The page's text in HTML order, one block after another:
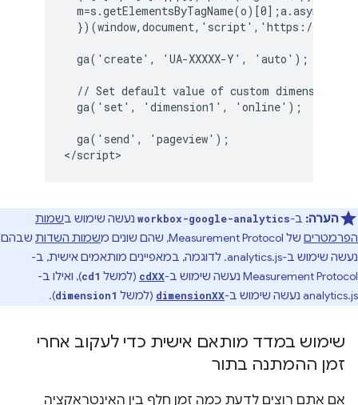
})(window,document,'script','https://
  ga('create', 'UA-XXXXX-Y', 'auto');
// Set default value of custom dimension 1
  ga('set', 'dimension1', 'online');
  ga('send', 'pageview');
הערה: ב-workbox-google-analytics נעשה שימוש בשמות
הפרמטרים של Measurement Protocol, שהם שונים מ שמות השדות שבהם
נעשה שימוש ב-analytics.js. לדוגמה, במאפיינים מותאמים אישית, ב-
Measurement Protocol נעשה שימוש ב-
cdXX (למשל cd1), ואילו ב-
analytics.js נעשה שימוש ב-
dimensionXX (למשל dimension1
).
שימוש במדד מותאם אישית כדי לעקוב אחרי
זמן ההמתנה בתור
אם אתם רוצים לדעת כמה זמן חלף בין האינטראקציה